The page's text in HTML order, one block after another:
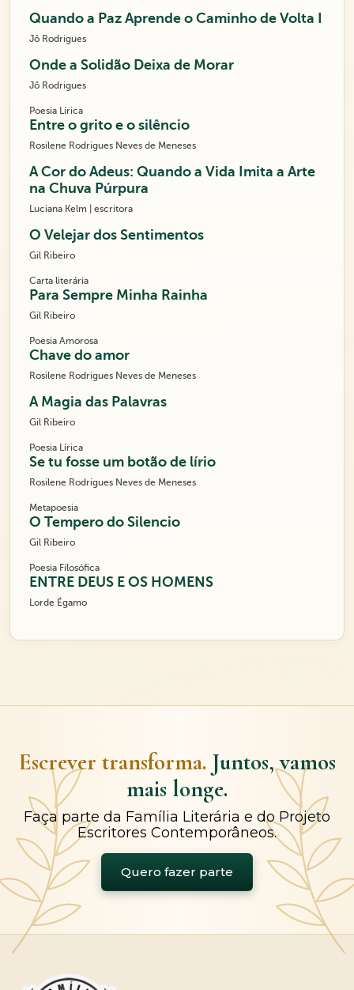
Quando a Paz Aprende o Caminho de Volta I
Jô Rodrigues
Onde a Solidão Deixa de Morar
Jô Rodrigues
Poesia Lírica
Entre o grito e o silêncio
Rosilene Rodrigues Neves de Meneses
A Cor do Adeus: Quando a Vida Imita a Arte
na Chuva Púrpura
Luciana Kelm | escritora
O Velejar dos Sentimentos
Gil Ribeiro
Carta literária
Para Sempre Minha Rainha
Gil Ribeiro
Poesia Amorosa
Chave do amor
Rosilene Rodrigues Neves de Meneses
A Magia das Palavras
Gil Ribeiro
Poesia Lírica
Se tu fosse um botão de lírio
Rosilene Rodrigues Neves de Meneses
Metapoesia
O Tempero do Silencio
Gil Ribeiro
Poesia Filosófica
ENTRE DEUS E OS HOMENS
Lorde Égamo
Escrever transforma. Juntos, vamos
mais longe.
Faça parte da Família Literária e do Projeto
Escritores Contemporâneos.
Quero fazer parte